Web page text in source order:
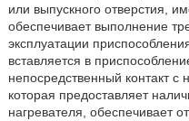
или выпускного отверстия,
обеспечивает выполнение
эксплуатации
вставляется в
непосредственный контакт с
которая предоставляет
нагревателя, обеспечивает